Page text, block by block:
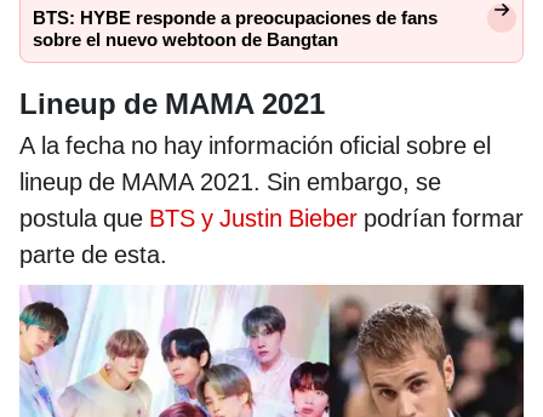
BTS: HYBE responde a preocupaciones de fans
sobre el nuevo webtoon de Bangtan
Lineup de MAMA 2021
A la fecha no hay información oficial sobre el
lineup de MAMA 2021. Sin embargo, se
postula que BTS y Justin Bieber podrían formar
parte de esta.